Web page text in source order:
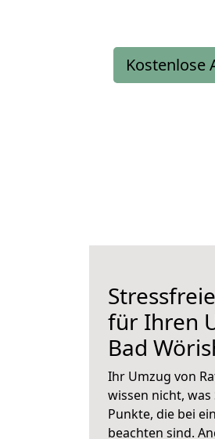
Kostenlose
für Ihren
Bad
Ihr Umzug von
wissen nicht,
Punkte, die bei
beachten sind.